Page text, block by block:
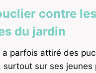
contre les
du jardin
a parfois attiré des
surtout sur ses jeunes